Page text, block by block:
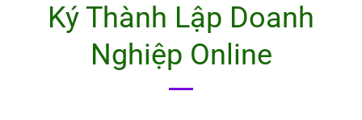
Ký Thành Lập Doanh
Nghiệp Online